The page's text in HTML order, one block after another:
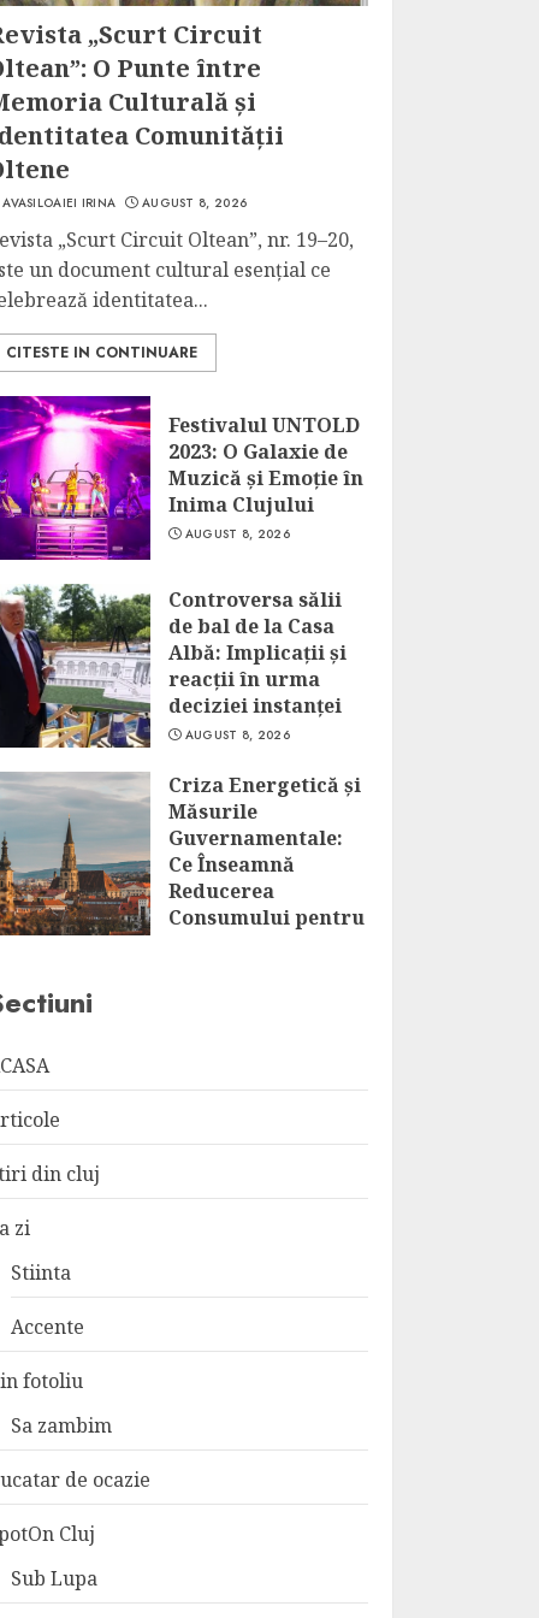
„Scurt Circuit
O Punte între
Culturală și
Comunității
AVASILOAIEI IRINA AUGUST 8, 2026
„Scurt Circuit Oltean”, nr. 19–20,
un document cultural esențial ce
identitatea...
CITESTE IN CONTINUARE
Festivalul UNTOLD
2023: O Galaxie de
Muzică și Emoție în
Inima Clujului
AUGUST 8, 2026
Controversa sălii
de bal de la Casa
Albă: Implicații și
reacții în urma
deciziei instanței
AUGUST 8, 2026
Criza Energetică și
Măsurile
Guvernamentale:
Ce Înseamnă
Reducerea
Consumului pentru
din cluj
zi
Stiinta
Accente
fotoliu
Sa zambim
de ocazie
Cluj
Sub Lupa